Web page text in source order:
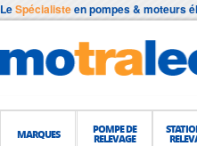
LeSpécialisteen pompes & moteurs
MARQUES POMPE DE
RELEVAGE